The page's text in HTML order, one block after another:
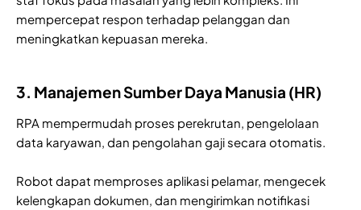
mempercepat respon terhadap pelanggan dan
meningkatkan kepuasan mereka.
3. Manajemen Sumber Daya Manusia (HR)
RPA mempermudah proses perekrutan, pengelolaan
data karyawan, dan pengolahan gaji secara otomatis.
Robot dapat memproses aplikasi pelamar, mengecek
kelengkapan dokumen, dan mengirimkan notifikasi